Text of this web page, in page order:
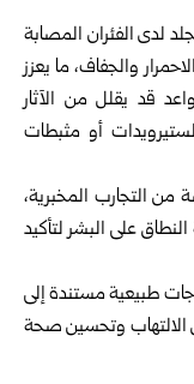
لدى الفئران المصابة
والجفاف، ما يعزز
قد يقلل من الآثار
أو مثبطات
من التجارب المخبرية،
على البشر لتأكيد
طبيعية مستندة إلى
الالتهاب وتحسين صحة